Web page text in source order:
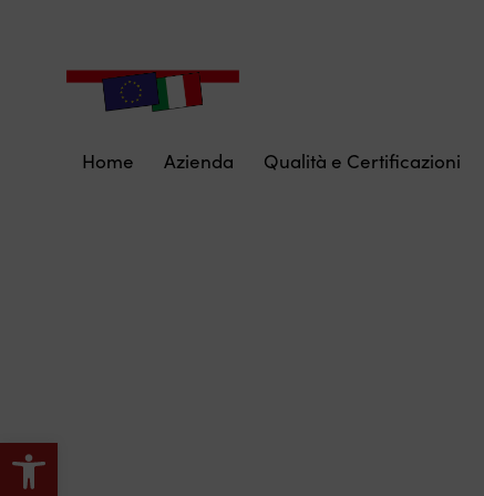
Apri la barra degli strumenti
Home Azienda Qualità e Certificazioni